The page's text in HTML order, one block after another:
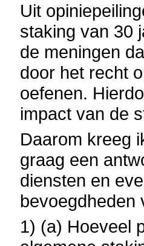
Uit
staking van 30
de meningen
door het recht
oefenen.
impact van de
Daarom kreeg
graag een
diensten en
bevoegdheden
1) (a) Hoeveel